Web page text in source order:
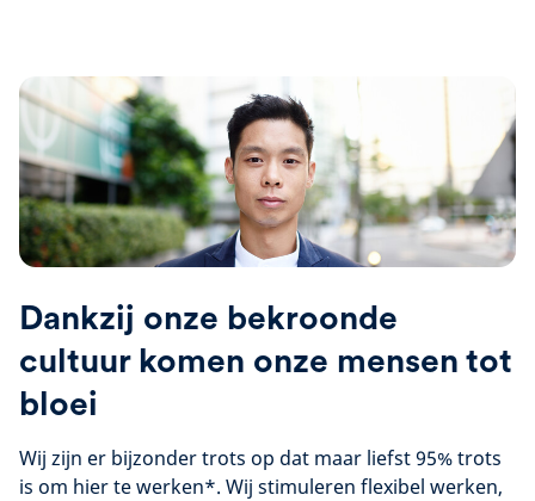
Dankzij onze bekroonde
cultuur komen onze mensen tot
bloei
Wij zijn er bijzonder trots op dat maar liefst 95% trots
is om hier te werken*. Wij stimuleren flexibel werken,